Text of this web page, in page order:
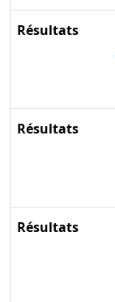
Résultats
Résultats
Résultats